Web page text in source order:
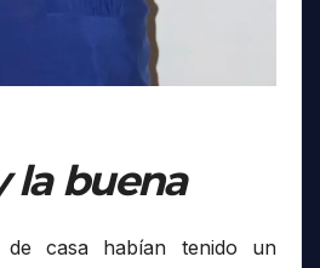
la buena
de casa habían tenido un